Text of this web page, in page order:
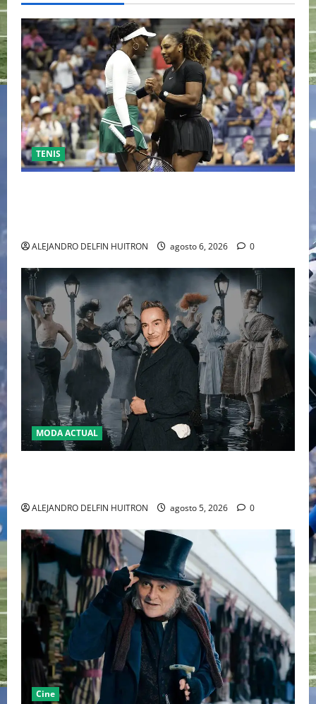
TENIS
ALEJANDRO DELFIN HUITRON agosto 6, 2026 0
MODA ACTUAL
ALEJANDRO DELFIN HUITRON agosto 5, 2026 0
Cine